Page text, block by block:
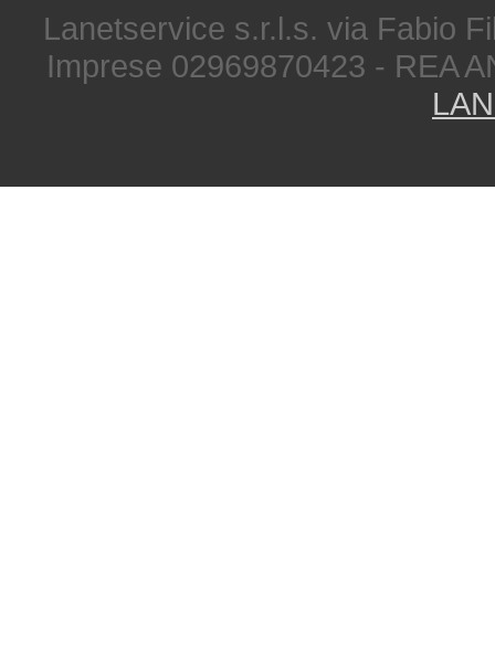
Lanetservice s.r.l.s. via Fabio
Imprese 02969870423 - REA